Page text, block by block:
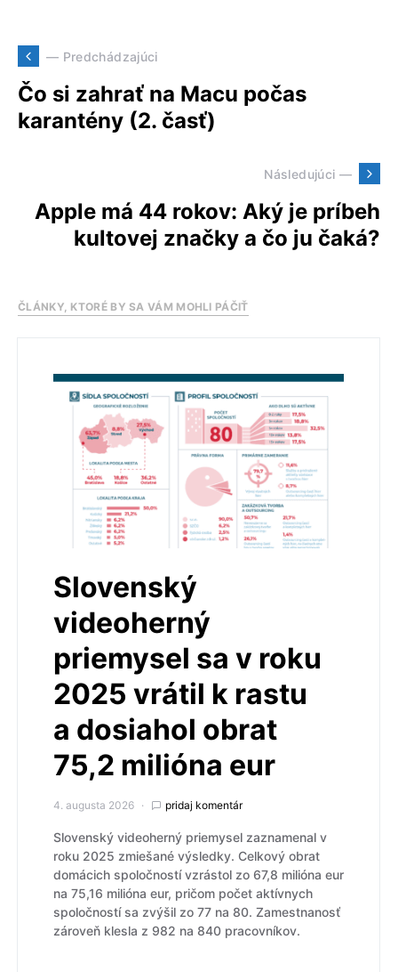
— Predchádzajúci
Čo si zahrať na Macu počas
karantény (2. časť)
Následujúci —
Apple má 44 rokov: Aký je príbeh
kultovej značky a čo ju čaká?
ČLÁNKY, KTORÉ BY SA VÁM MOHLI PÁČIŤ
Slovenský
videoherný
priemysel sa v roku
2025 vrátil k rastu
a dosiahol obrat
75,2 milióna eur
4. augusta 2026 pridaj komentár
Slovenský videoherný priemysel zaznamenal v
roku 2025 zmiešané výsledky. Celkový obrat
domácich spoločností vzrástol zo 67,8 milióna eur
na 75,16 milióna eur, pričom počet aktívnych
spoločností sa zvýšil zo 77 na 80. Zamestnanosť
zároveň klesla z 982 na 840 pracovníkov.